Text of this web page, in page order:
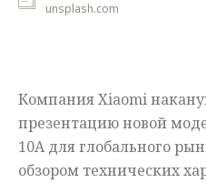
Мненияunsplash.com
Компания Xiaomi
презентацию новой
10A для глобального
обзором технических